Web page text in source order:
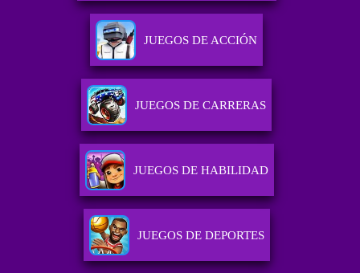
JUEGOS DE ACCIÓN
JUEGOS DE CARRERAS
JUEGOS DE HABILIDAD
JUEGOS DE DEPORTES